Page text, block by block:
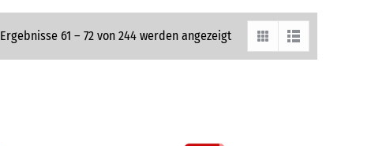
Ergebnisse 61 – 72 von 244 werden angezeigt